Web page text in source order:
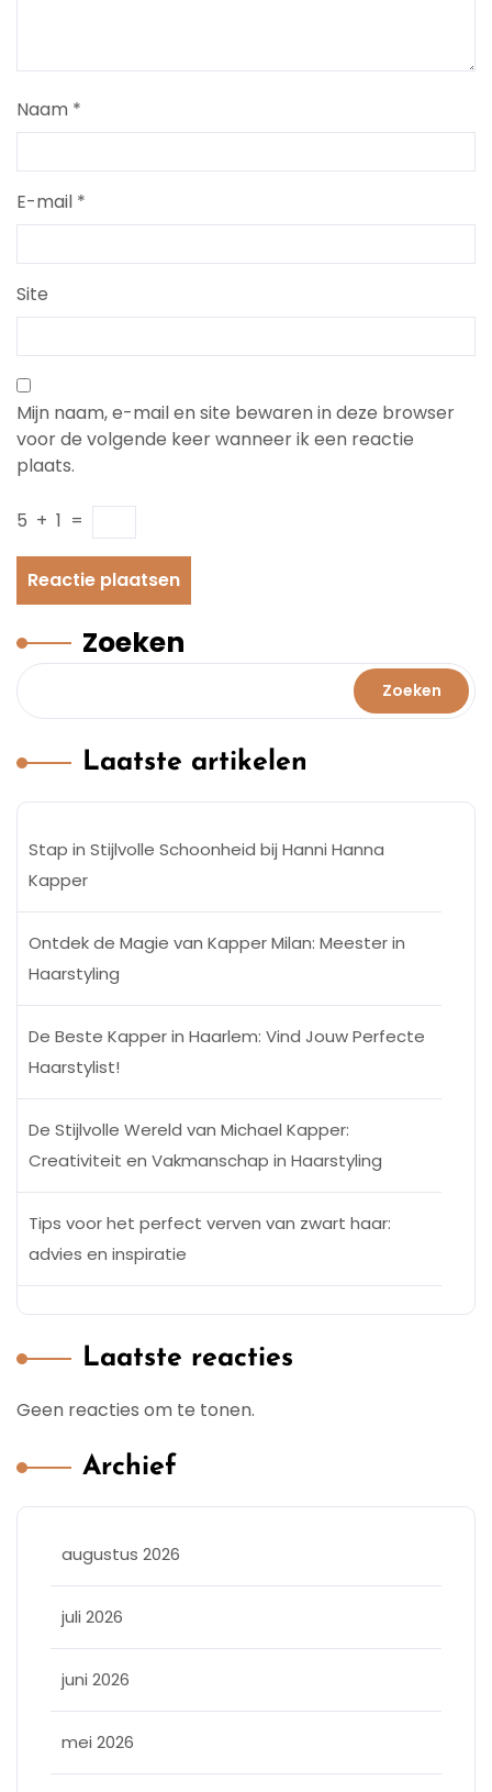
Naam *
E-mail *
Site
Mijn naam, e-mail en site bewaren in deze browser
voor de volgende keer wanneer ik een reactie
plaats.
5 + 1 =
Zoeken
Zoeken
Laatste artikelen
Stap in Stijlvolle Schoonheid bij Hanni Hanna
Kapper
Ontdek de Magie van Kapper Milan: Meester in
Haarstyling
De Beste Kapper in Haarlem: Vind Jouw Perfecte
Haarstylist!
De Stijlvolle Wereld van Michael Kapper:
Creativiteit en Vakmanschap in Haarstyling
Tips voor het perfect verven van zwart haar:
advies en inspiratie
Laatste reacties
Geen reacties om te tonen.
Archief
augustus 2026
juli 2026
juni 2026
mei 2026